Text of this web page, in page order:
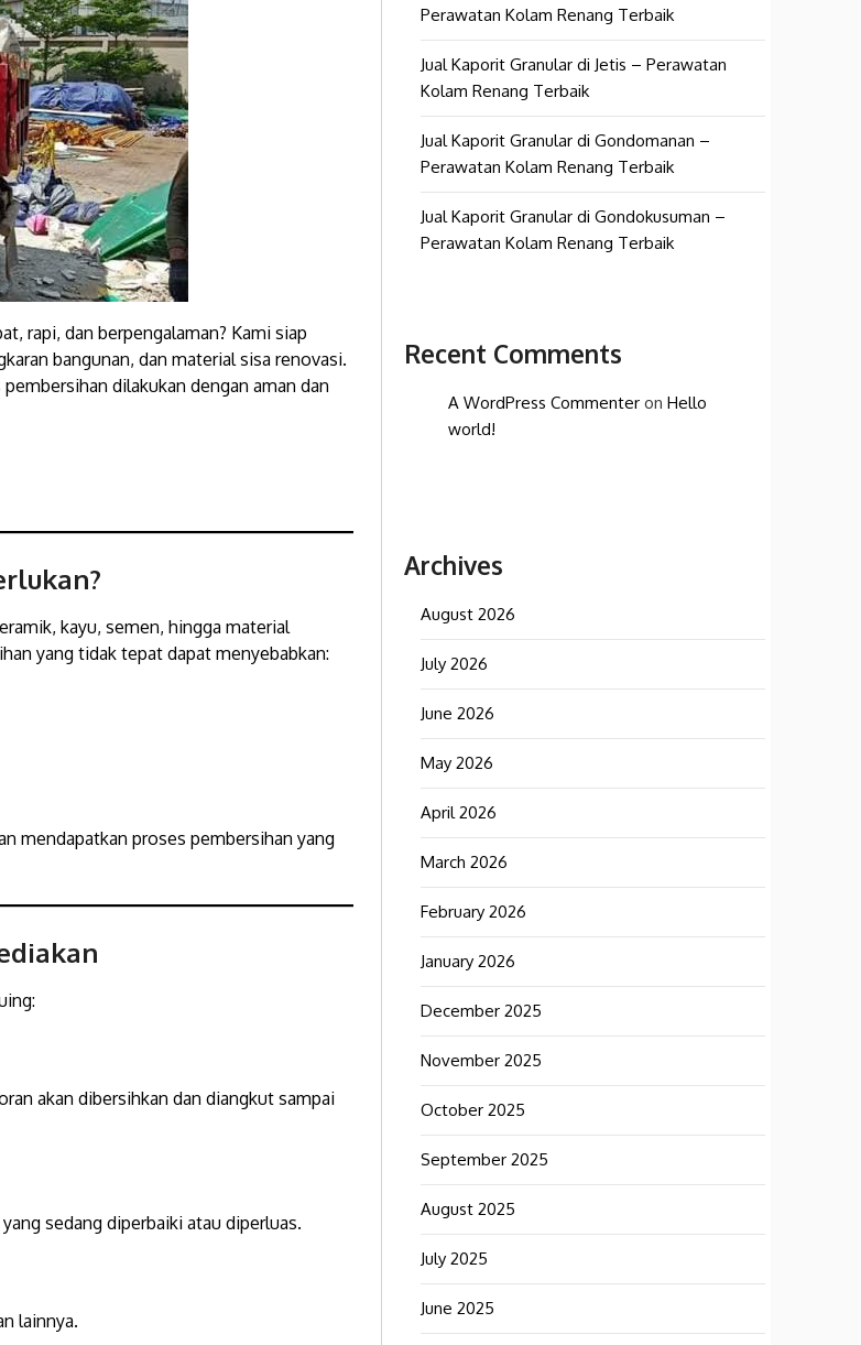
rapi, dan berpengalaman? Kami siap
bangunan, dan material sisa renovasi.
dilakukan dengan aman dan
kayu, semen, hingga material
yang tidak tepat dapat menyebabkan:
mendapatkan proses pembersihan yang
akan dibersihkan dan diangkut sampai
sedang diperbaiki atau diperluas.
lainnya.
Perawatan Kolam Renang Terbaik
Jual Kaporit Granular di Jetis – Perawatan
Kolam Renang Terbaik
Jual Kaporit Granular di Gondomanan –
Perawatan Kolam Renang Terbaik
Jual Kaporit Granular di Gondokusuman –
Perawatan Kolam Renang Terbaik
Recent Comments
A WordPress Commenter on Hello
world!
Archives
August 2026
July 2026
June 2026
May 2026
April 2026
March 2026
February 2026
January 2026
December 2025
November 2025
October 2025
September 2025
August 2025
July 2025
June 2025